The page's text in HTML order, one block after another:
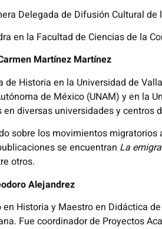
Delegada de Difusión Cultural
en la Facultad de Ciencias de la
Martínez Martínez
de Historia en la Universidad de
de México (UNAM) y en la
diversas universidades y centros
sobre los movimientos migratorios
se encuentran La
otros.
Alejandrez
Historia y Maestro en Didáctica
Fue coordinador de Proyectos